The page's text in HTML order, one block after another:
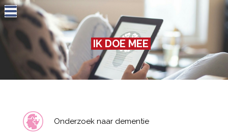
IK DOE MEE
Onderzoek naar dementie